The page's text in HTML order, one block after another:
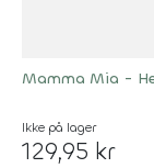
Mamma Mia -
Ikke på lager
129,95 kr